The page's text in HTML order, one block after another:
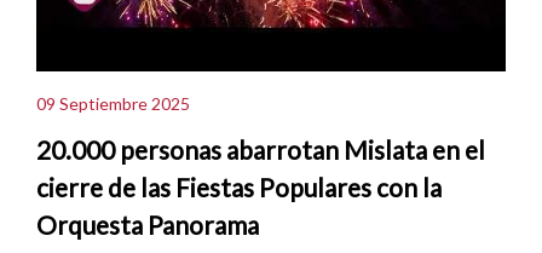
09 Septiembre 2025
20.000 personas abarrotan Mislata en el
cierre de las Fiestas Populares con la
Orquesta Panorama